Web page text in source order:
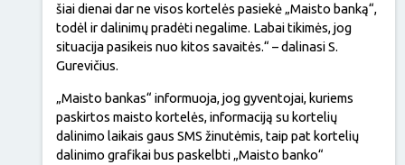
šiai dienai dar ne visos kortelės pasiekė „Maisto banką“,
todėl ir dalinimų pradėti negalime. Labai tikimės, jog
situacija pasikeis nuo kitos savaitės.“ – dalinasi S.
Gurevičius.
„Maisto bankas“ informuoja, jog gyventojai, kuriems
paskirtos maisto kortelės, informaciją su kortelių
dalinimo laikais gaus SMS žinutėmis, taip pat kortelių
dalinimo grafikai bus paskelbti „Maisto banko“